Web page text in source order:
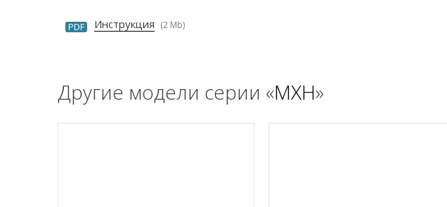
PDF Инструкция (2 Mb)
Другие модели серии «MXH»